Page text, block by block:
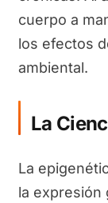
cuerpo a
los efectos
ambiental.
La
La
la expresión